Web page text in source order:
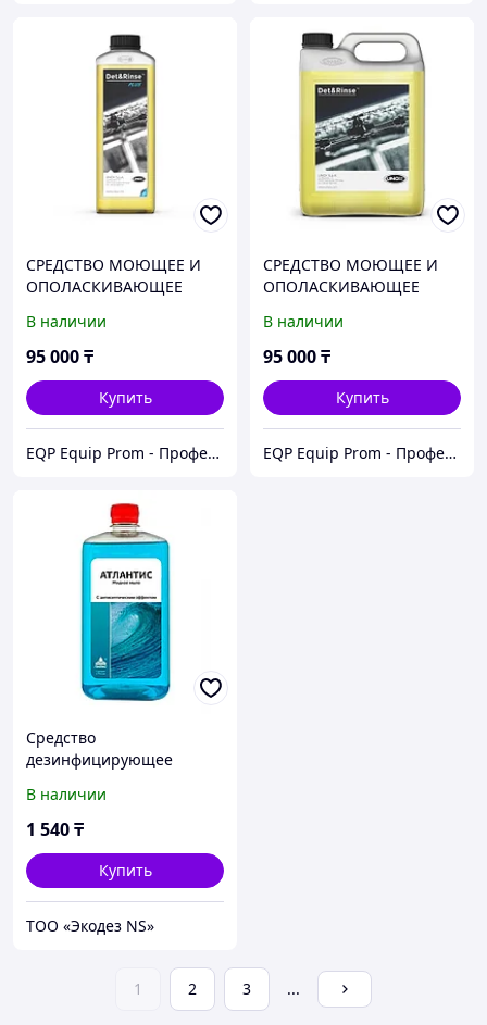
СРЕДСТВО МОЮЩЕЕ И
ОПОЛАСКИВАЮЩЕЕ
DB1015A0
В наличии
95 000₸
Купить
EQP Equip Prom - Профессиональное оборудование в Казахстане
СРЕДСТВО МОЮЩЕЕ И
ОПОЛАСКИВАЮЩЕЕ
DB1016A0
В наличии
95 000₸
Купить
EQP Equip Prom - Профессиональное оборудование в Казахстане
Средство
дезинфицирующее
флакон 1 л
В наличии
1 540₸
Купить
ТОО «Экодез NS»
1 2 3 ...